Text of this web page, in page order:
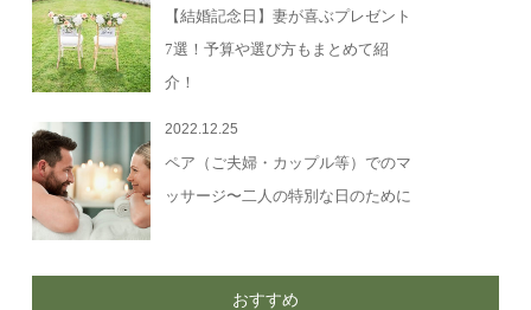
【結婚記念日】妻が喜ぶプレゼント
7選！予算や選び方もまとめて紹
介！
2022.12.25
ペア（ご夫婦・カップル等）でのマ
ッサージ〜二人の特別な日のために
おすすめ